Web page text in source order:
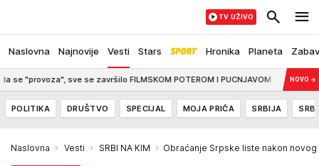
Naslovna Najnovije Vesti Stars Hronika Planeta
TV UŽIVO
sve se završilo FILMSKOM POTEROM I PUCNJAVOM 4:00 VAŽNO
NOVO →
POLITIKA DRUŠTVO SPECIJAL MOJA PRIČA SRBIJA
Naslovna Vesti SRBI NA KIM Obraćanje Srpske liste nakon